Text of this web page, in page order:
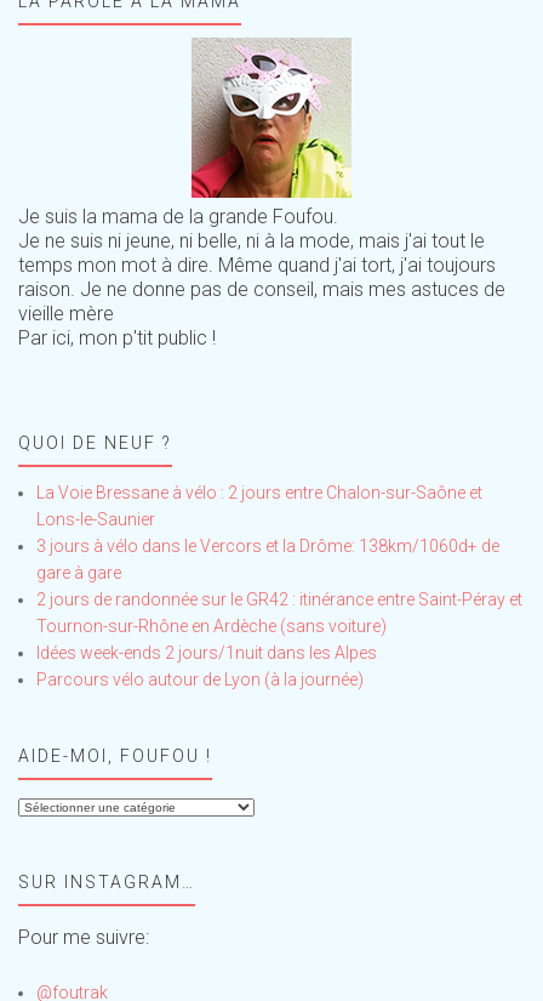
Je suis la mama de la grande Foufou.
Je ne suis ni jeune, ni belle, ni à la mode, mais j'ai tout le
temps mon mot à dire. Même quand j'ai tort, j'ai toujours
raison. Je ne donne pas de conseil, mais mes astuces de
vieille mère
Par ici, mon p'tit public !
QUOI DE NEUF ?
La Voie Bressane à vélo : 2 jours entre Chalon-sur-Saône et
Lons-le-Saunier
3 jours à vélo dans le Vercors et la Drôme: 138km/1060d+ de
gare à gare
2 jours de randonnée sur le GR42 : itinérance entre Saint-Péray et
Tournon-sur-Rhône en Ardèche (sans voiture)
Idées week-ends 2 jours/1nuit dans les Alpes
Parcours vélo autour de Lyon (à la journée)
AIDE-MOI, FOUFOU !
Aide-
!SUR INSTAGRAM…
Pour me suivre:
@foutrak